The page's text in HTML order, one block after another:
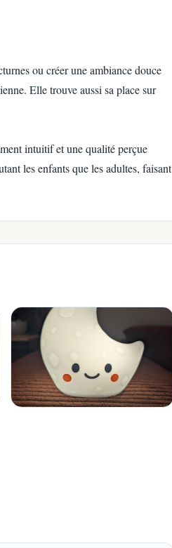
ou créer une ambiance douce
Elle trouve aussi sa place sur
intuitif et une qualité perçue
les enfants que les adultes, faisant